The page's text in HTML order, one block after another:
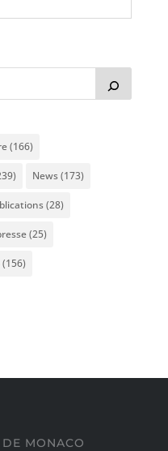
(166)
News(173)
(28)
(25)
(156)
MONACO